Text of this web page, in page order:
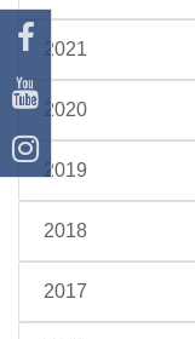
2021
2020
2019
2018
2017